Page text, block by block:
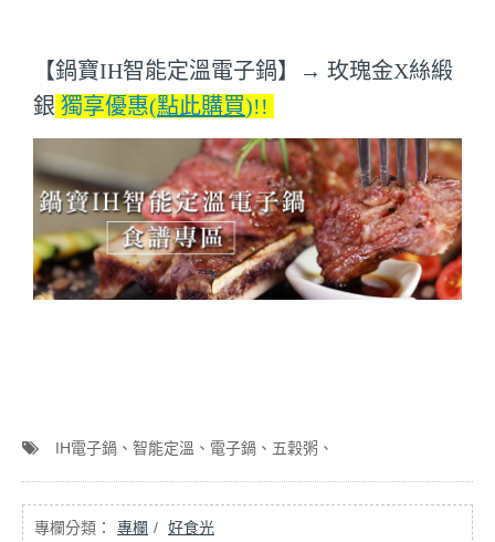
【鍋寶IH智能定溫電子鍋】→ 玫瑰金X絲緞
銀 獨享優惠(點此購買)!!
IH電子鍋 智能定溫 電子鍋 五穀粥
專欄 好食光